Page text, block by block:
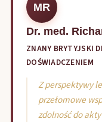
MR
Dr. med.
ZNANY BRYTYJSKI
DOŚWIADCZENIEM
Z perspektywy
przełomowe
zdolność do